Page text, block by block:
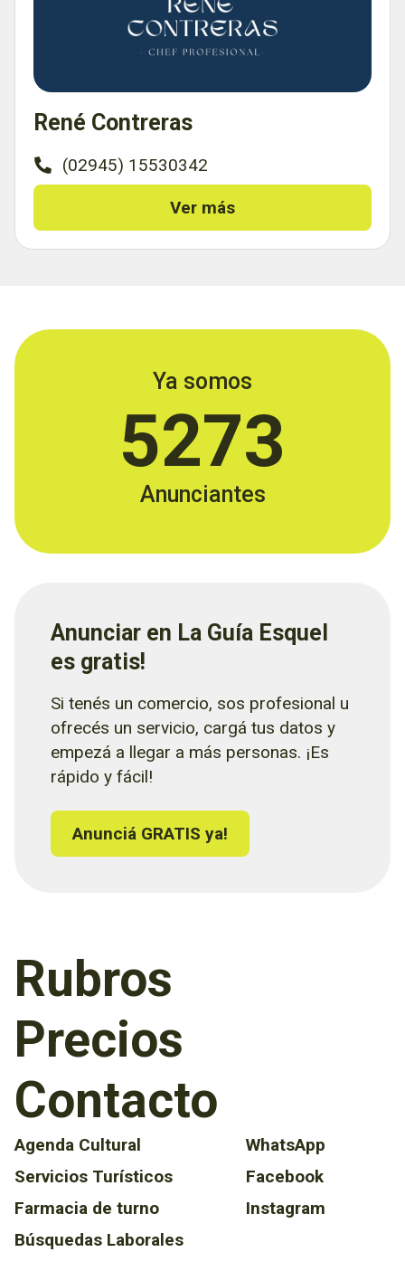
René Contreras
(02945) 15530342
Ver más
Ya somos
5273
Anunciantes
Anunciar en La Guía Esquel
es gratis!
Si tenés un comercio, sos profesional u
ofrecés un servicio, cargá tus datos y
empezá a llegar a más personas. ¡Es
rápido y fácil!
Anunciá GRATIS ya!
Rubros
Precios
Contacto
Agenda Cultural
Servicios Turísticos
Farmacia de turno
Búsquedas Laborales
WhatsApp
Facebook
Instagram